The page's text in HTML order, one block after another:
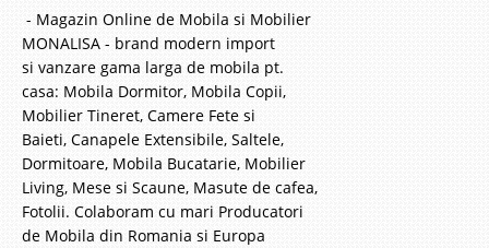
- Magazin Online de Mobila si Mobilier
MONALISA - brand modern import
si vanzare gama larga de mobila pt.
casa: Mobila Dormitor, Mobila Copii,
Mobilier Tineret, Camere Fete si
Baieti, Canapele Extensibile, Saltele,
Dormitoare, Mobila Bucatarie, Mobilier
Living, Mese si Scaune, Masute de cafea,
Fotolii. Colaboram cu mari Producatori
de Mobila din Romania si Europa